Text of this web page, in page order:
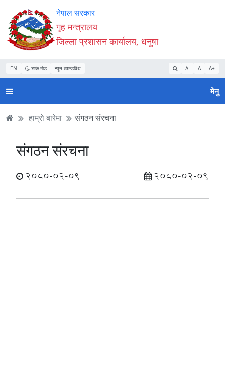
Accessibility
Mode
सुरु
गर्नुहोस्
सामाग्री
पढ्नुहाेस्
नेभिगेसन
पढ्नुहाेस्
वेबसाइट
खोजमा
जानुहोस्
नेपाल सरकार
गृह मन्त्रालय
जिल्ला प्रशासन कार्यालय, धनुषा
EN डार्क मोड न्यून व्यान्डविथ A- A A+
मेनु
हाम्राे बारेमा संगठन संरचना
संगठन संरचना
2080-02-09 2080-02-09